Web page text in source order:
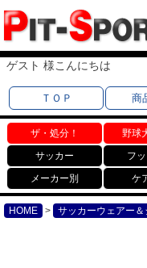
ゲスト 様こんにちは
ＴＯＰ 商
ザ・処分！ 野球
サッカー
フ
メーカー別
ケ
HOME サッカーウェアー＆